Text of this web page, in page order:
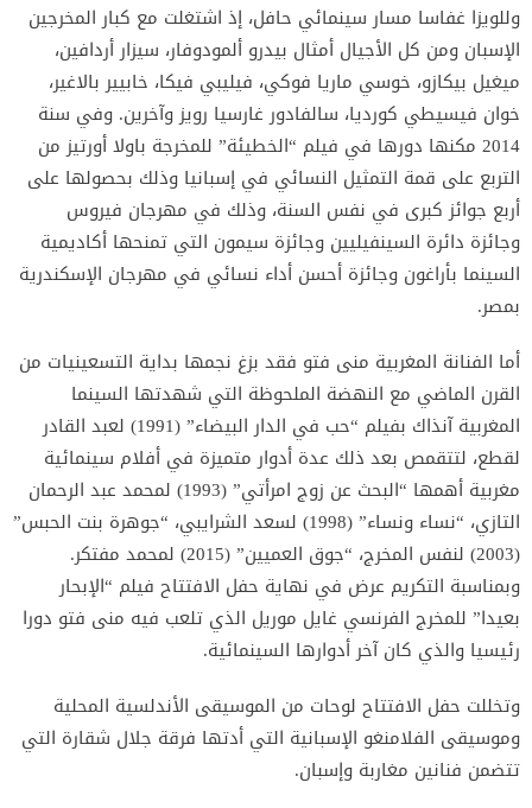
وللويزا غفاسا مسار سينمائي حافل، إذ اشتغلت مع كبار المخرجين
الإسبان ومن كل الأجيال أمثال بيدرو ألمودوفار، سيزار أردافين،
ميغيل بيكازو، خوسي ماريا فوكي، فيليبي فيكا، خابيير بالاغير،
خوان فيسيطي كورديا، سالفادور غارسيا رويز وآخرين. وفي سنة
2014 مكنها دورها في فيلم “الخطيئة” للمخرجة باولا أورتيز من
التربع على قمة التمثيل النسائي في إسبانيا وذلك بحصولها على
أربع جوائز كبرى في نفس السنة، وذلك في مهرجان فيروس
وجائزة دائرة السينفيليين وجائزة سيمون التي تمنحها أكاديمية
السينما بأراغون وجائزة أحسن أداء نسائي في مهرجان الإسكندرية
بمصر.
أما الفنانة المغربية منى فتو فقد بزغ نجمها بداية التسعينيات من
القرن الماضي مع النهضة الملحوظة التي شهدتها السينما
المغربية آنذاك بفيلم “حب في الدار البيضاء” (1991) لعبد القادر
لقطع، لتتقمص بعد ذلك عدة أدوار متميزة في أفلام سينمائية
مغربية أهمها “البحث عن زوج امرأتي” (1993) لمحمد عبد الرحمان
التازي، “نساء ونساء” (1998) لسعد الشرايبي، “جوهرة بنت الحبس”
(2003) لنفس المخرج، “جوق العميين” (2015) لمحمد مفتكر.
وبمناسبة التكريم عرض في نهاية حفل الافتتاح فيلم “الإبحار
بعيدا” للمخرج الفرنسي غايل موريل الذي تلعب فيه منى فتو دورا
رئيسيا والذي كان آخر أدوارها السينمائية.
وتخللت حفل الافتتاح لوحات من الموسيقى الأندلسية المحلية
وموسيقى الفلامنغو الإسبانية التي أدتها فرقة جلال شقارة التي
تتضمن فنانين مغاربة وإسبان.